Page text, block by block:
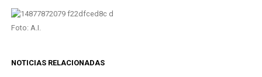
Foto: A.I.
NOTICIAS RELACIONADAS